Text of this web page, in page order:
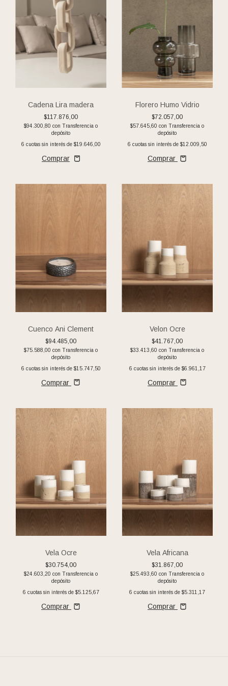
Cadena Lira madera
$117.876,00
$94.300,80 con Transferencia o
depósito
6 cuotas sin interés de $19.646,00
Florero Humo Vidrio
$72.057,00
$57.645,60 con Transferencia o
depósito
6 cuotas sin interés de $12.009,50
Comprar
Cuenco Ani Clement
$94.485,00
$75.588,00 con Transferencia o
depósito
6 cuotas sin interés de $15.747,50
Comprar
Velon Ocre
$41.767,00
$33.413,60 con Transferencia o
depósito
6 cuotas sin interés de $6.961,17
Comprar
Vela Ocre
$30.754,00
$24.603,20 con Transferencia o
depósito
6 cuotas sin interés de $5.125,67
Comprar
Vela Africana
$31.867,00
$25.493,60 con Transferencia o
depósito
6 cuotas sin interés de $5.311,17
Comprar